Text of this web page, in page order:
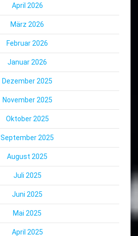
April 2026
März 2026
Februar 2026
Januar 2026
Dezember 2025
November 2025
Oktober 2025
September 2025
August 2025
Juli 2025
Juni 2025
Mai 2025
April 2025